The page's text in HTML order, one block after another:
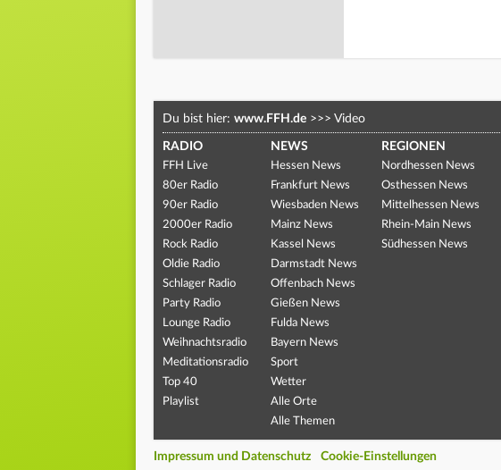
Du bist hier: www.FFH.de >>> Video
RADIO
FFH Live
80er Radio
90er Radio
2000er Radio
Rock Radio
Oldie Radio
Schlager Radio
Party Radio
Lounge Radio
Weihnachtsradio
Meditationsradio
Top 40
Playlist
NEWS
Hessen News
Frankfurt News
Wiesbaden News
Mainz News
Kassel News
Darmstadt News
Offenbach News
Gießen News
Fulda News
Bayern News
Sport
Wetter
Alle Orte
Alle Themen
REGIONEN
Nordhessen News
Osthessen News
Mittelhessen News
Rhein-Main News
Südhessen News
Impressum und Datenschutz Cookie-Einstellungen